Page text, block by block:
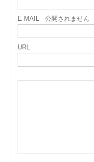
E-MAIL - 公開されません -
URL